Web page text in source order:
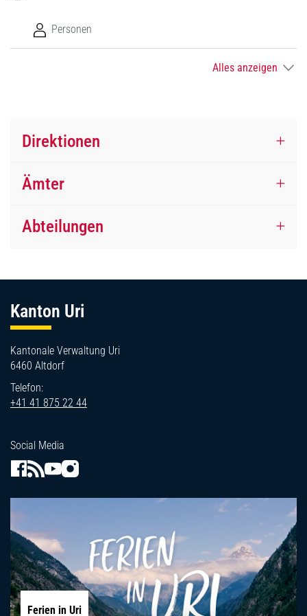
Personen
Alles anzeigen
Direktionen
Ämter
Abteilungen
Kanton Uri
Kantonale Verwaltung Uri
6460 Altdorf
Telefon:
+41 41 875 22 44
Social Media
Ferien in Uri